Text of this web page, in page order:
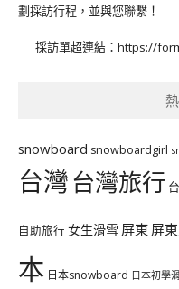
劃採訪行程，並與您聯繫！
採訪單超連結： https://
snowboard snowboardgirl
台灣台灣旅行
自助旅行 女生滑雪 屏東 屏
本 日本snowboard 日本初學